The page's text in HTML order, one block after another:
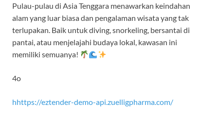
Pulau-pulau di Asia Tenggara menawarkan keindahan
alam yang luar biasa dan pengalaman wisata yang tak
terlupakan. Baik untuk diving, snorkeling, bersantai di
pantai, atau menjelajahi budaya lokal, kawasan ini
memiliki semuanya!
4o
hhttps://eztender-demo-api.zuelligpharma.com/